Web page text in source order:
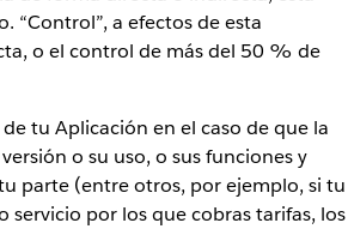
a efectos de esta
o el control de más del 50 % de
tu Aplicación en el caso de que la
o su uso, o sus funciones y
parte (entre otros, por ejemplo, si tu
por los que cobras tarifas, los